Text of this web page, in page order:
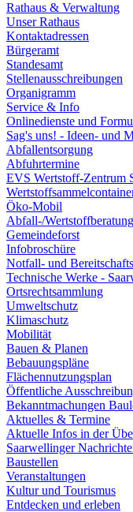
Rathaus & Verwaltung
Unser Rathaus
Kontaktadressen
Bürgeramt
Standesamt
Stellenausschreibungen
Organigramm
Service & Info
Onlinedienste und
Sag's uns! - Ideen- und
Abfallentsorgung
Abfuhrtermine
EVS Wertstoff-Zentrum
Öko-Mobil
Abfall-/Wertstoffberatung
Gemeindeforst
Infobroschüre
Notfall- und
Technische Werke -
Ortsrechtsammlung
Umweltschutz
Klimaschutz
Mobilität
Bauen & Planen
Bebauungspläne
Flächennutzungsplan
Öffentliche
Bekanntmachungen
Aktuelles & Termine
Aktuelle Infos in der
Saarwellinger
Baustellen
Veranstaltungen
Kultur und Tourismus
Entdecken und erleben